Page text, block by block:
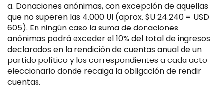
Donaciones anónimas, con excepción de aquellas
que no superen las 4.000 UI (aprox. $U 24.240 = USD
605). En ningún caso la suma de donaciones
anónimas podrá exceder el 10% del total de ingresos
declarados en la rendición de cuentas anual de un
partido político y los correspondientes a cada acto
eleccionario donde recaiga la obligación de rendir
cuentas.